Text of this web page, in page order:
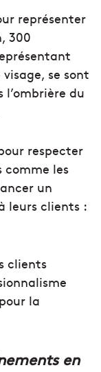
représenter
300
se sont
du
respecter
comme les
un
leurs clients :
clients
la
en